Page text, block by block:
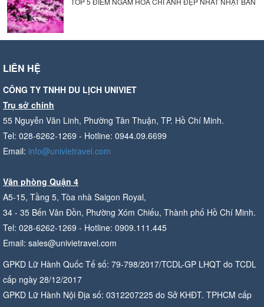
LIÊN HỆ
CÔNG TY TNHH DU LỊCH UNIVIET
Trụ sở chính
55 Nguyễn Văn Linh, Phường Tân Thuận, TP. Hồ Chí Minh.
Tel: 028-6262-1269 - Hotline: 0944.09.6699
Email: info@univietravel.com
Văn phòng Quận 4
A5-15, Tầng 5, Tòa nhà Saigon Royal,
34 - 35 Bến Vân Đồn, Phường Xóm Chiếu, Thành phố Hồ Chí Minh.
Tel: 028-6262-1269 - Hotline: 0909.111.445
Email: sales@univietravel.com
GPKD Lữ Hành Quốc Tế số: 79-798/2017/TCDL-GP LHQT do TCDL
cấp ngày 28/12/2017
GPKD Lữ Hành Nội Địa số: 0312207225 do Sở KHĐT. TPHCM cấp